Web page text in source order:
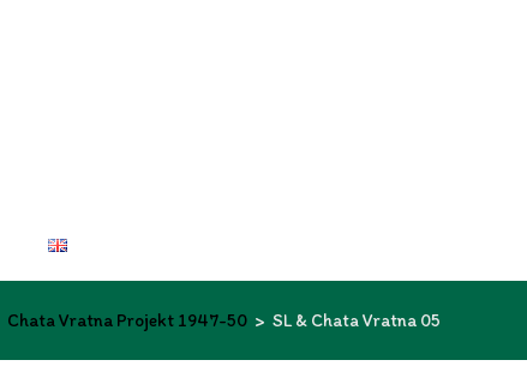
Chata Vratna Projekt 1947-50 > SL & Chata Vratna 05